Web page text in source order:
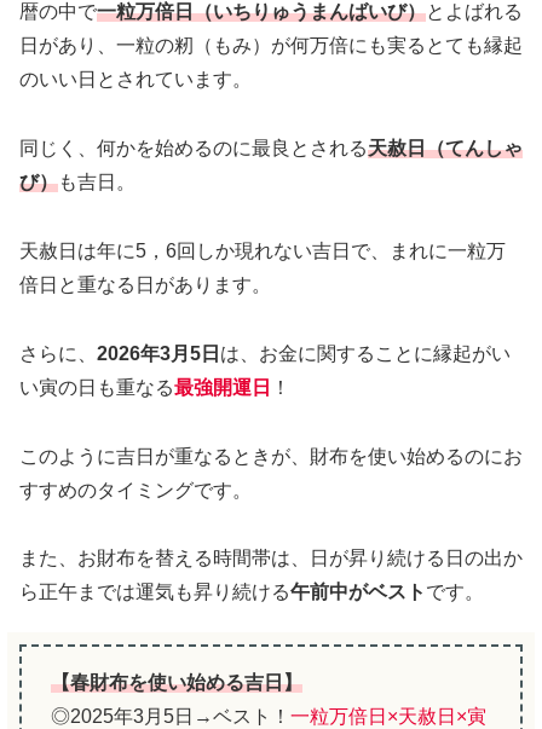
暦の中で一粒万倍日（いちりゅうまんばいび）とよばれる
日があり、一粒の籾（もみ）が何万倍にも実るとても縁起
のいい日とされています。
同じく、何かを始めるのに最良とされる天赦日（てんしゃ
び）も吉日。
天赦日は年に5，6回しか現れない吉日で、まれに一粒万
倍日と重なる日があります。
さらに、 2026年3月5日 は、お金に関することに縁起がい
い寅の日も重なる最強開運日 ！
このように吉日が重なるときが、財布を使い始めるのにお
すすめのタイミングです。
また、お財布を替える時間帯は、日が昇り続ける日の出か
ら正午までは運気も昇り続ける午前中がベスト です。
【春財布を使い始める吉日】
◎2025年3月5日→ベスト！ 一粒万倍日×天赦日×寅